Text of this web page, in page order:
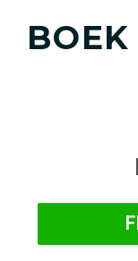
BOEK